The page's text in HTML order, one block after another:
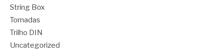
String Box
Tomadas
Trilho DIN
Uncategorized